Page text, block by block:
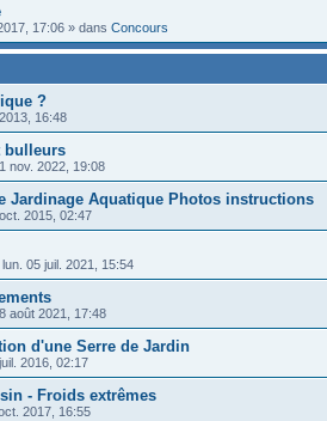
17:06 » dans Concours
?
16:48
bulleurs
nov. 2022, 19:08
Jardinage Aquatique Photos instructions
2015, 02:47
lun. 05 juil. 2021, 15:54
août 2021, 17:48
d'une Serre de Jardin
2016, 02:17
- Froids extrêmes
2017, 16:55